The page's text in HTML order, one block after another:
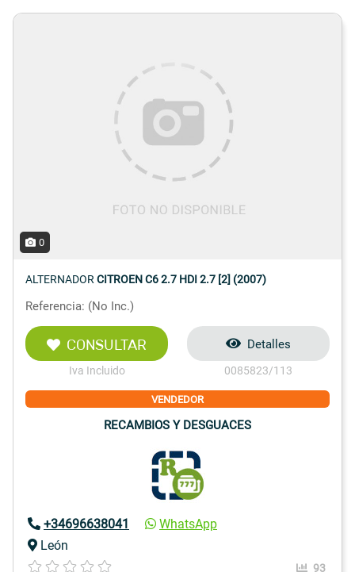
0
ALTERNADOR CITROEN C6 2.7 HDI 2.7 [2] (2007)
Referencia: (No Inc.)
CONSULTAR
Iva Incluido
Detalles
0085823/113
VENDEDOR
RECAMBIOS Y DESGUACES
+34696638041
WhatsApp
León
93